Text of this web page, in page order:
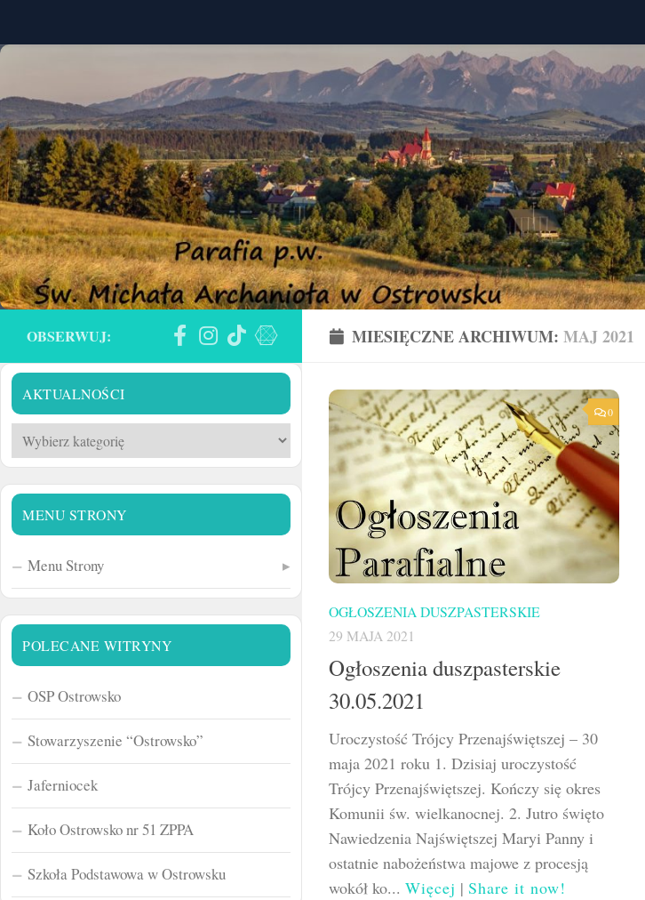
MIESIĘCZNE ARCHIWUM:MAJ 2021
0
OGŁOSZENIA DUSZPASTERSKIE
29 MAJA 2021
Ogłoszenia duszpasterskie
30.05.2021
Uroczystość Trójcy Przenajświętszej – 30
maja 2021 roku 1. Dzisiaj uroczystość
Trójcy Przenajświętszej. Kończy się okres
Komunii św. wielkanocnej. 2. Jutro święto
Nawiedzenia Najświętszej Maryi Panny i
ostatnie nabożeństwa majowe z procesją
wokół ko... Więcej | Share it now!
OBSERWUJ:
AKTUALNOŚCI
Aktualności
MENU STRONY
Menu Strony
POLECANE WITRYNY
OSP Ostrowsko
Stowarzyszenie “Ostrowsko”
Jaferniocek
Koło Ostrowsko nr 51 ZPPA
Szkoła Podstawowa w Ostrowsku